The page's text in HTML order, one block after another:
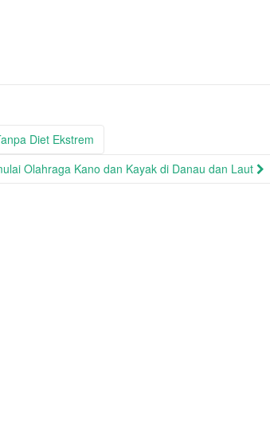
Diet Ekstrem
Olahraga Kano dan Kayak di Danau dan Laut